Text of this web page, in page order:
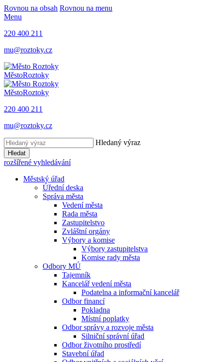
Rovnou na obsah Rovnou na menu
Menu
220 400 211
mu@roztoky.cz
MěstoRoztoky
MěstoRoztoky
220 400 211
mu@roztoky.cz
Hledaný výraz
Hledat
rozšířené vyhledávání
Městský úřad
Úřední deska
Správa města
Vedení města
Rada města
Zastupitelstvo
Zvláštní orgány
Výbory a komise
Výbory zastupitelstva
Komise rady města
Odbory MÚ
Tajemník
Kancelář vedení města
Podatelna a informační kancelář
Odbor financí
Pokladna
Místní poplatky
Odbor správy a rozvoje města
Silniční správní úřad
Odbor životního prostředí
Stavební úřad